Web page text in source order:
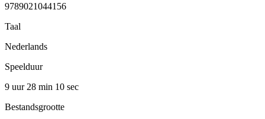
9789021044156
Taal
Nederlands
Speelduur
9 uur 28 min 10 sec
Bestandsgrootte